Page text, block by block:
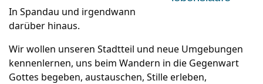
In Spandau und irgendwann
darüber hinaus.
Wir wollen unseren Stadtteil und neue Umgebungen
kennenlernen, uns beim Wandern in die Gegenwart
Gottes begeben, austauschen, Stille erleben,